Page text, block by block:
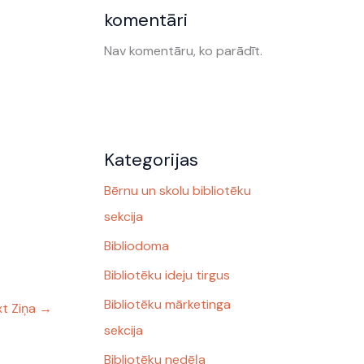
Ziņa →
komentāri
Nav komentāru, ko parādīt.
Kategorijas
Bērnu un skolu bibliotēku
sekcija
Bibliodoma
Bibliotēku ideju tirgus
Bibliotēku mārketinga
sekcija
Bibliotēku nedēļa